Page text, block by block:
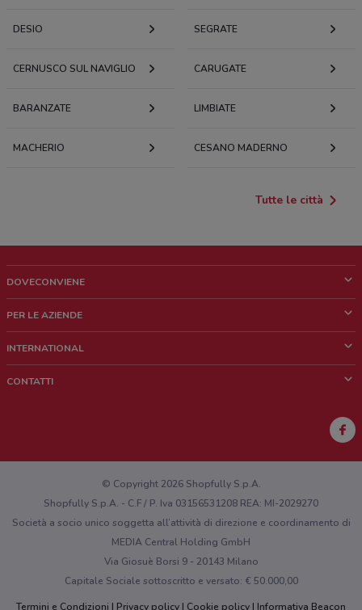
DESIO SEGRATE
CERNUSCO SUL NAVIGLIO CARUGATE
BARANZATE LIMBIATE
MACHERIO CESANO MADERNO
Tutte le città
DOVECONVIENE
Chi siamo
Lavora con noi
PER LE AZIENDE
Richieste commerciali e marketing
INTERNATIONAL
CONTATTI
Hai un malfunzionamento sul web o sull'app?
© Copyright 2026 Shopfully S.p.A.
Shopfully S.p.A. - C.F / P. Iva 03156531208 REA: MI-2029270
Società a socio unico soggetta all’attività di direzione e coordinamento di
MEDIA Central Holding GmbH
Via Giosuè Borsi 9 - 20143 Milano
Capitale Sociale sottoscritto e versato: € 50.000,00
Termini e Condizioni
Privacy policy Cookie policy Informativa Beacon